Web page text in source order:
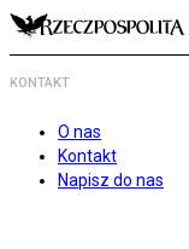
KONTAKT
O nas
Kontakt
Napisz do nas